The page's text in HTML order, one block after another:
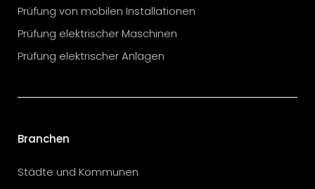
Prüfung von mobilen Installationen
Prüfung elektrischer Maschinen
Prüfung elektrischer Anlagen
Branchen
Städte und Kommunen